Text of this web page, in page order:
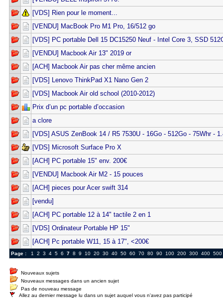
[VDS] Rien pour le moment...
[VENDU] MacBook Pro M1 Pro, 16/512 go
[VDS] PC portable Dell 15 DC15250 Neuf - Intel Core 3, SSD
[VENDU] Macbook Air 13" 2019 or
[ACH] Macbook Air pas cher même ancien
[VDS] Lenovo ThinkPad X1 Nano Gen 2
[VDS] Macbook Air old school (2010-2012)
Prix d’un pc portable d’occasion
a clore
[VDS] ASUS ZenBook 14 / R5 7530U - 16Go - 512Go - 75Whr -
[VDS] Microsoft Surface Pro X
[ACH] PC portable 15" env. 200€
[VENDU] Macbook Air M2 - 15 pouces
[ACH] pieces pour Acer swift 314
[vendu]
[ACH] PC portable 12 à 14" tactile 2 en 1
[VDS] Ordinateur Portable HP 15"
[ACH] Pc portable W11, 15 à 17", <200€
Page : 1 2 3 4 5 6 7 8 9 10 20 30 40 50 60 70 80 90 100 200 300 400 500
Nouveaux sujets
Nouveaux messages dans un ancien sujet
Pas de nouveau message
Allez au dernier message lu dans un sujet auquel vous n'avez pas participé